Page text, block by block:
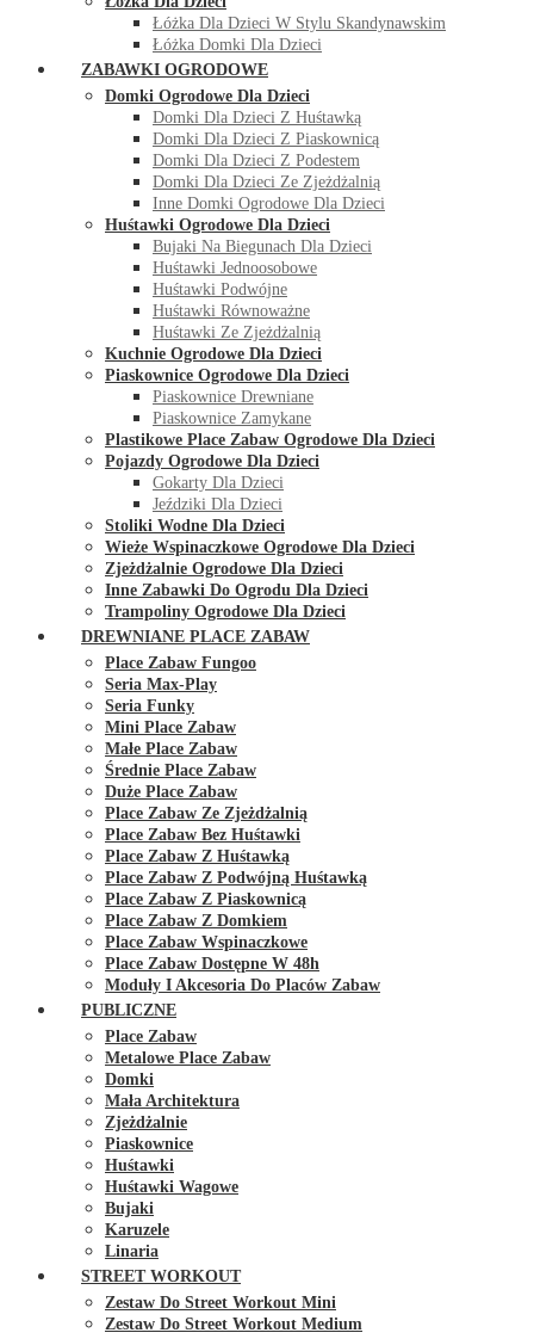
Łóżka Dla Dzieci W Stylu Skandynawskim
Łóżka Domki Dla Dzieci
ZABAWKI OGRODOWE
Domki Ogrodowe Dla Dzieci
Domki Dla Dzieci Z Huśtawką
Domki Dla Dzieci Z Piaskownicą
Domki Dla Dzieci Z Podestem
Domki Dla Dzieci Ze Zjeżdżalnią
Inne Domki Ogrodowe Dla Dzieci
Huśtawki Ogrodowe Dla Dzieci
Bujaki Na Biegunach Dla Dzieci
Huśtawki Jednoosobowe
Huśtawki Podwójne
Huśtawki Równoważne
Huśtawki Ze Zjeżdżalnią
Kuchnie Ogrodowe Dla Dzieci
Piaskownice Ogrodowe Dla Dzieci
Piaskownice Drewniane
Piaskownice Zamykane
Plastikowe Place Zabaw Ogrodowe Dla Dzieci
Pojazdy Ogrodowe Dla Dzieci
Gokarty Dla Dzieci
Jeździki Dla Dzieci
Stoliki Wodne Dla Dzieci
Wieże Wspinaczkowe Ogrodowe Dla Dzieci
Zjeżdżalnie Ogrodowe Dla Dzieci
Inne Zabawki Do Ogrodu Dla Dzieci
Trampoliny Ogrodowe Dla Dzieci
DREWNIANE PLACE ZABAW
Place Zabaw Fungoo
Seria Max-Play
Seria Funky
Mini Place Zabaw
Małe Place Zabaw
Średnie Place Zabaw
Duże Place Zabaw
Place Zabaw Ze Zjeżdżalnią
Place Zabaw Bez Huśtawki
Place Zabaw Z Huśtawką
Place Zabaw Z Podwójną Huśtawką
Place Zabaw Z Piaskownicą
Place Zabaw Z Domkiem
Place Zabaw Wspinaczkowe
Place Zabaw Dostępne W 48h
Moduły I Akcesoria Do Placów Zabaw
PUBLICZNE
Place Zabaw
Metalowe Place Zabaw
Domki
Mała Architektura
Zjeżdżalnie
Piaskownice
Huśtawki
Huśtawki Wagowe
Bujaki
Karuzele
Linaria
STREET WORKOUT
Zestaw Do Street Workout Mini
Zestaw Do Street Workout Medium